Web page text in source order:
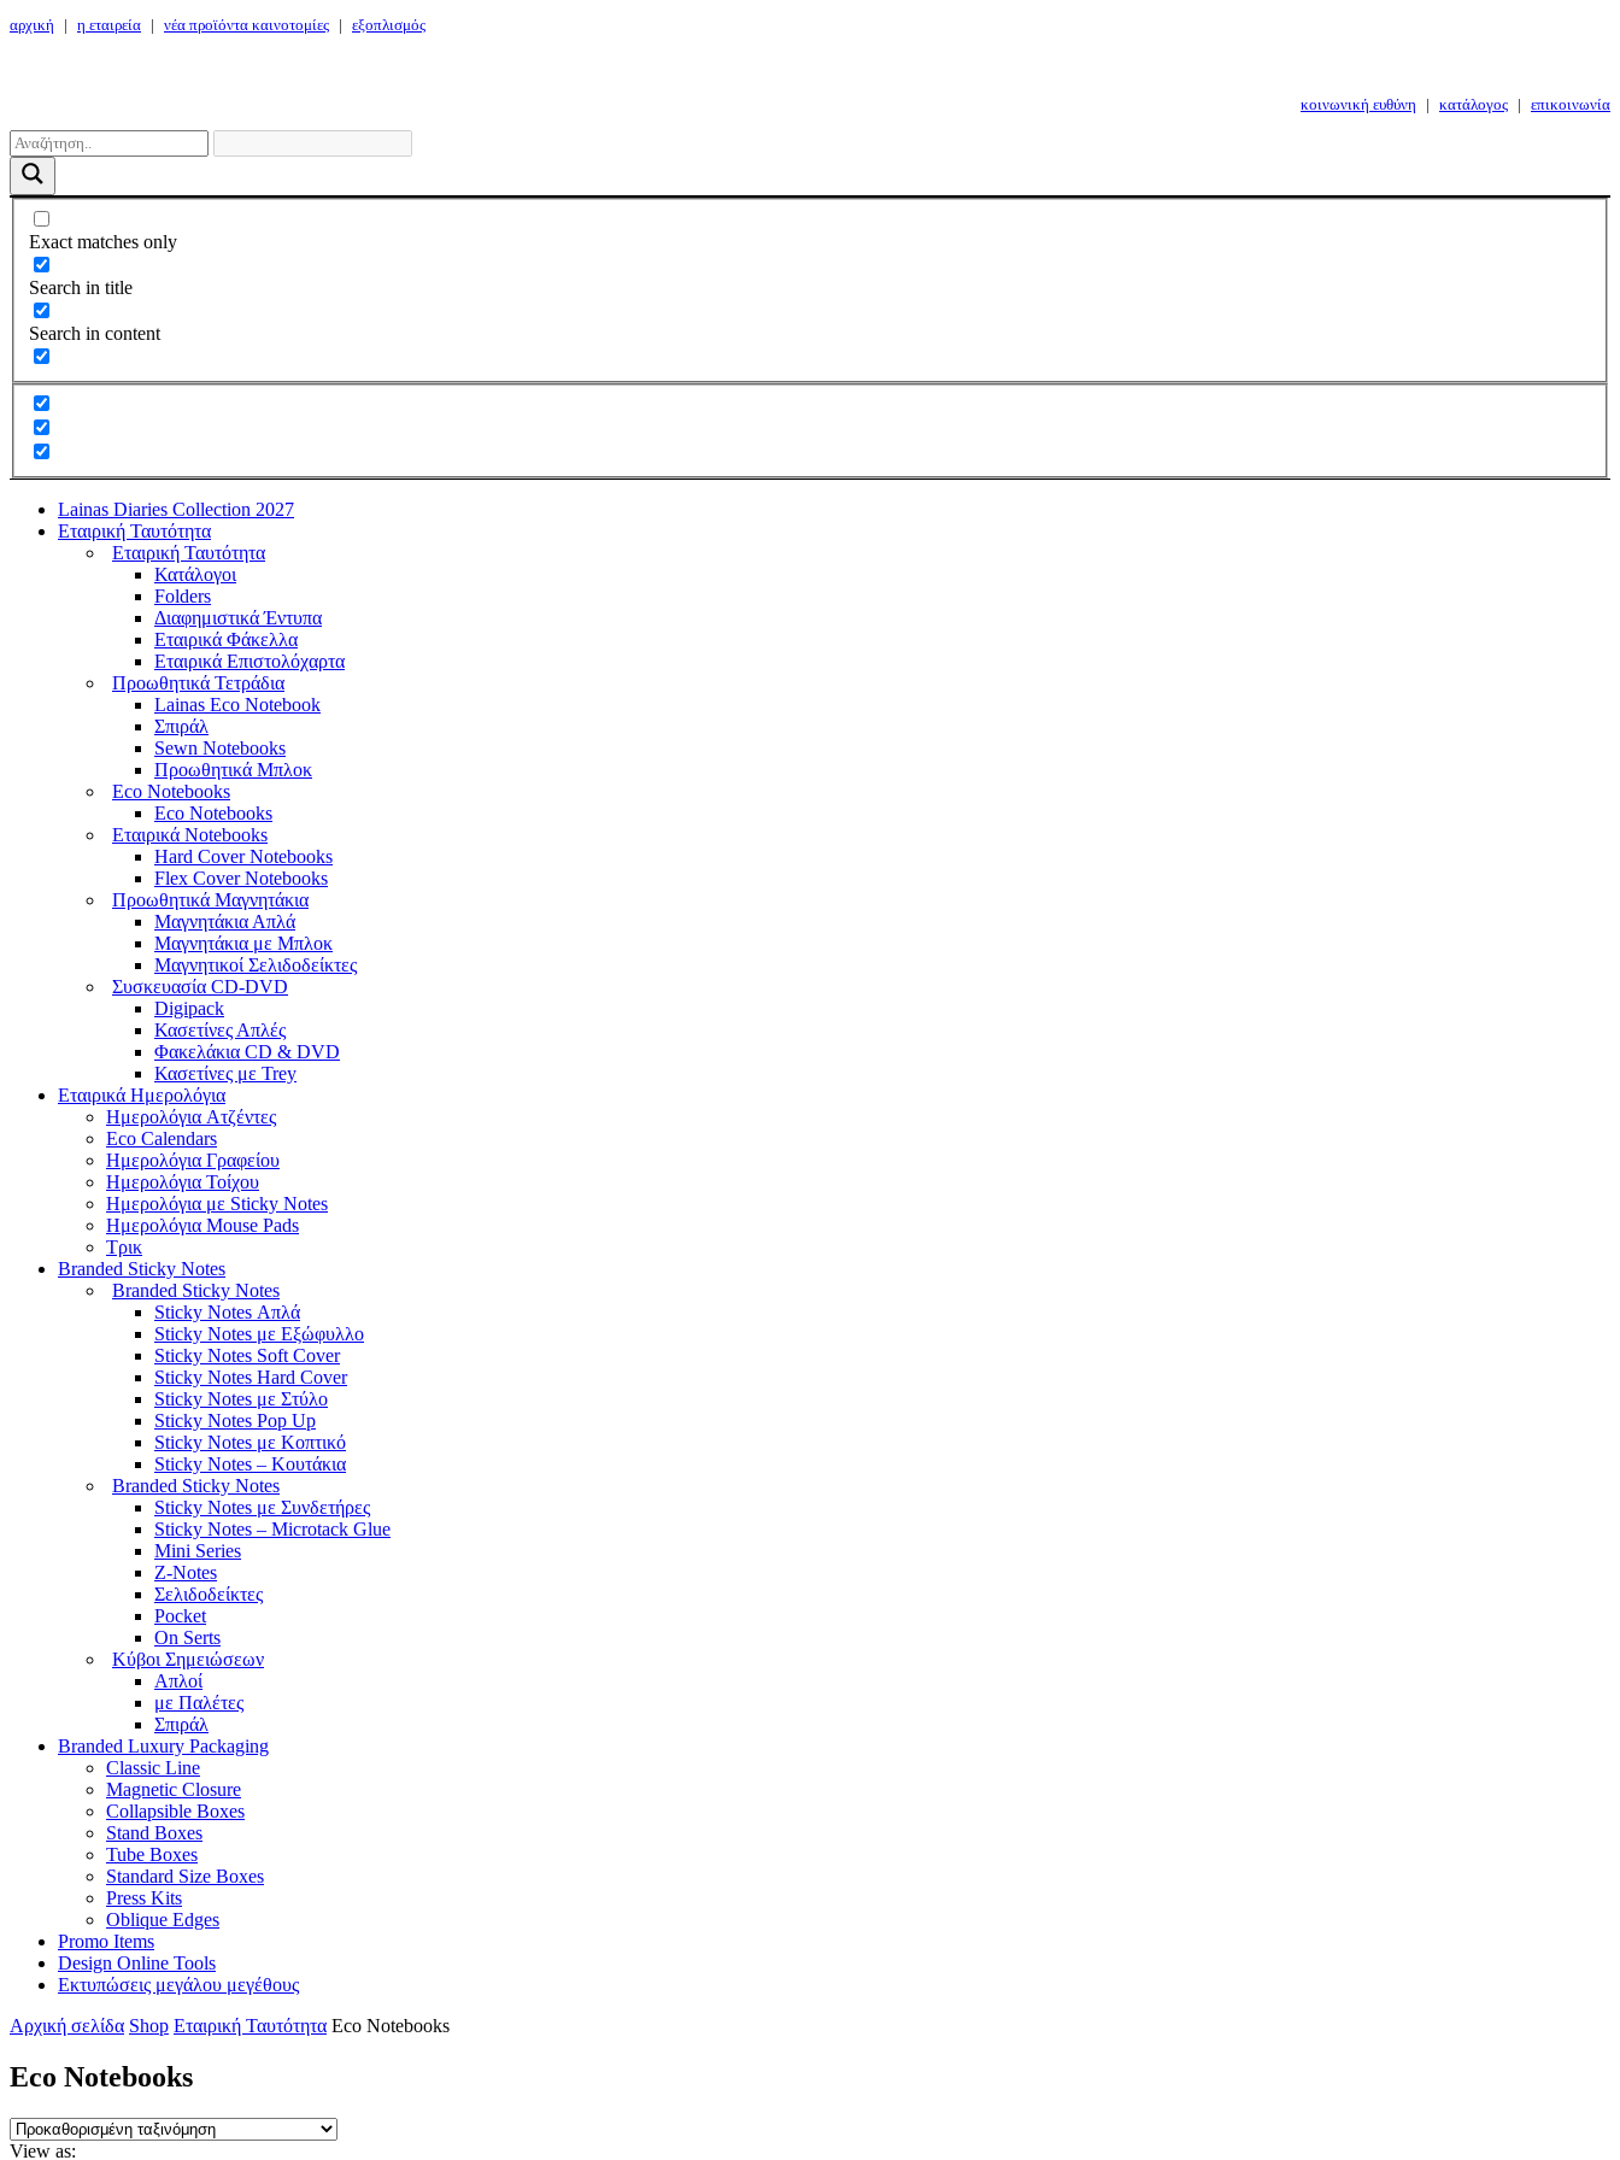
αρχική | η εταιρεία | νέα προϊόντα καινοτομίες | εξοπλισμός
κοινωνική ευθύνη | κατάλογος | επικοινωνία
Exact matches only
Search in title
Search in content
Lainas Diaries Collection 2027
Εταιρική Ταυτότητα
Εταιρική Ταυτότητα
Κατάλογοι
Folders
Διαφημιστικά Έντυπα
Εταιρικά Φάκελλα
Εταιρικά Επιστολόχαρτα
Προωθητικά Τετράδια
Lainas Eco Νotebook
Σπιράλ
Sewn Notebooks
Προωθητικά Μπλοκ
Eco Notebooks
Eco Notebooks
Εταιρικά Notebooks
Hard Cover Notebooks
Flex Cover Notebooks
Προωθητικά Μαγνητάκια
Μαγνητάκια Απλά
Μαγνητάκια με Μπλοκ
Μαγνητικοί Σελιδοδείκτες
Συσκευασία CD-DVD
Digipack
Κασετίνες Απλές
Φακελάκια CD & DVD
Κασετίνες με Trey
Εταιρικά Ημερολόγια
Hμερολόγια Aτζέντες
Eco Calendars
Ημερολόγια Γραφείου
Ημερολόγια Τοίχου
Ημερολόγια με Sticky Notes
Ημερολόγια Mouse Pads
Τρικ
Branded Sticky Notes
Branded Sticky Notes
Sticky Notes Απλά
Sticky Notes με Εξώφυλλο
Sticky Notes Soft Cover
Sticky Notes Hard Cover
Sticky Notes με Στύλο
Sticky Notes Pop Up
Sticky Notes με Κοπτικό
Sticky Notes – Κουτάκια
Branded Sticky Notes
Sticky Notes με Συνδετήρες
Sticky Notes – Microtack Glue
Mini Series
Z-Notes
Σελιδοδείκτες
Pocket
On Serts
Κύβοι Σημειώσεων
Απλοί
με Παλέτες
Σπιράλ
Branded Luxury Packaging
Classic Line
Magnetic Closure
Collapsible Boxes
Stand Boxes
Tube Boxes
Standard Size Boxes
Press Kits
Oblique Edges
Promo Items
Design Online Tools
Εκτυπώσεις μεγάλου μεγέθους
Αρχική σελίδα Shop Εταιρική Ταυτότητα Eco Notebooks
Eco Notebooks
View as: